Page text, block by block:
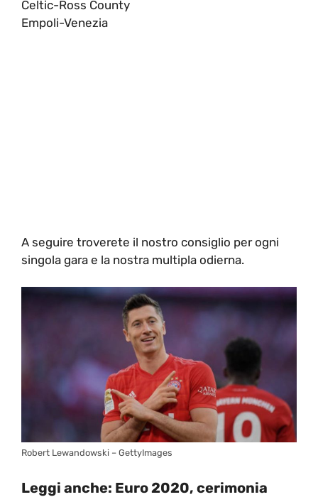
Celtic-Ross County
Empoli-Venezia
A seguire troverete il nostro consiglio per ogni
singola gara e la nostra multipla odierna.
Robert Lewandowski – GettyImages
Leggi anche: Euro 2020, cerimonia